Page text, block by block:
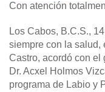
Con atención
Los Cabos, B.C.S.,
siempre con la salud,
Castro, acordó con el
Dr. Acxel Holmos
programa de Labio y